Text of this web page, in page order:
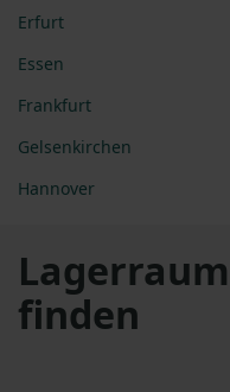
Erfurt
Essen
Frankfurt
Gelsenkirchen
Hannover
finden